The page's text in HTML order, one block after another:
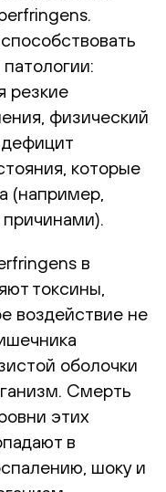
резкие
физический
дефицит
которые
(например,
в
токсины,
воздействие не
оболочки
Смерть
этих
в
шоку и